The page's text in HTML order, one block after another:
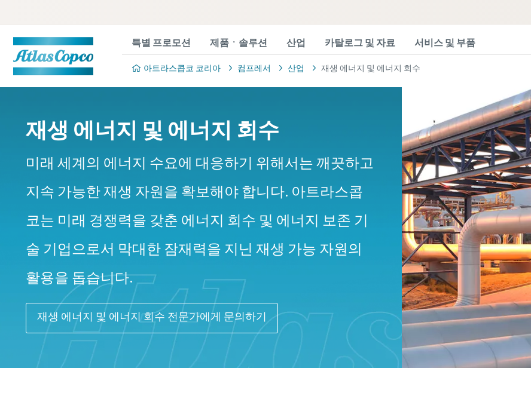
특별 프로모션 제품ㆍ솔루션 산업 카탈로그 및 자료 서비스 및 부품
아트라스콥코 코리아 컴프레서 산업 재생 에너지 및 에너지 회수
재생 에너지 및 에너지 회수
미래 세계의 에너지 수요에 대응하기 위해서는 깨끗하고
지속 가능한 재생 자원을 확보해야 합니다. 아트라스콥
코는 미래 경쟁력을 갖춘 에너지 회수 및 에너지 보존 기
술 기업으로서 막대한 잠재력을 지닌 재생 가능 자원의
활용을 돕습니다.
재생 에너지 및 에너지 회수 전문가에게 문의하기